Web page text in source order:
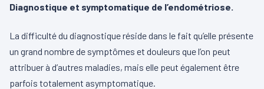
Diagnostique et symptomatique de l’endométriose.
La difficulté du diagnostique réside dans le fait qu’elle présente
un grand nombre de symptômes et douleurs que l’on peut
attribuer à d’autres maladies, mais elle peut également être
parfois totalement asymptomatique.